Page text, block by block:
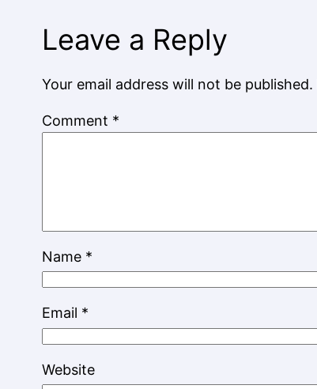
Leave a Reply
Your email address will not be published.
Comment *
Name *
Email *
Website